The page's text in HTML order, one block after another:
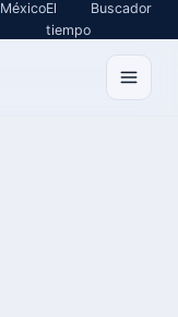
MéxicoEl
tiempo
Buscador